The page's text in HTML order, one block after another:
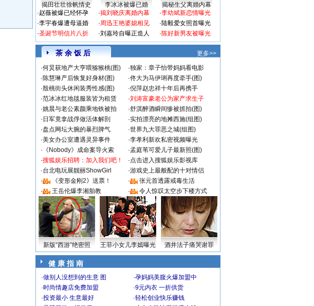
揭田壮壮徐帆情史 李冰冰被爆已婚
揭秘生父离婚内幕
·赵薇被爆已经怀孕
·李宇春爆遭母逼婚
·圣诞节明信片八折
·揭刘晓庆离婚内幕
·周迅王艳婆媳相见
·刘嘉玲自曝正造人
·李幼斌新恋情曝光
·陆毅爱女照首曝光
·陈好新男友被曝光
茶 余 饭 后
更多>>
·何炅获地产大亨喂猕猴桃(图) ·独家：章子怡带妈妈看电影
·陈慧琳产后恢复好身材(图) ·佟大为马伊琍再度牵手(图)
·殷桃街头休闲装秀性感(图) ·倪萍赵忠祥十年后再携手
·范冰冰红地毯服装皆为租赁 ·刘涛富豪老公为家产求生子
·姚晨与老公素颜乘地铁被拍 ·舒淇醉酒瞬间惨被抓拍(图)
· 日军竟拿战俘做活体解剖 ·实拍漂亮的地摊西施(组图)
·盘点网坛大腕的暴烈脾气 ·世界九大罪恶之城(组图)
·美女办公室遭遇灵异事件 ·李孝利新欢私密视频曝光
· 《Nobody》成命案导火索 ·孟庭苇可爱儿子最新照(图)
·搜狐娱乐招聘：加入我们吧！ ·点击进入搜狐娱乐影视库
·台北电玩展靓丽ShowGirl ·游戏史上最般配的十对情侣
·
《变形金刚2》送票！ ·
张元首透露戒毒生活
·
王岳伦爆李湘胎教 · 令人惊叹太空步下楼方式
新版“西游”绝密照 王菲小女儿李嫣曝光 酒井法子痛哭谢罪
健 康 指 南
·做别人没想到的生意 图 ·孕妈妈美腹火爆加盟中
·时尚情趣店免费加盟 ·9元内衣 一折供货
·投资最小 生意最好 ·轻松创业快乐赚钱